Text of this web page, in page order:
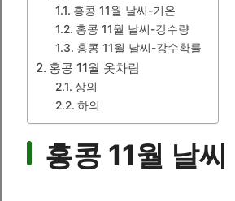
홍콩 11월 날씨-기온
홍콩 11월 날씨-강수량
홍콩 11월 날씨-강수확률
홍콩 11월 옷차림
상의
하의
홍콩 11월 날씨